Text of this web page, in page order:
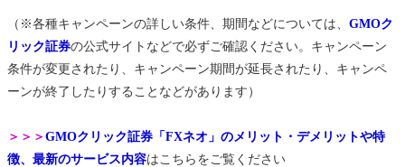
（※各種キャンペーンの詳しい条件、期間などについては、 GMOク
リック証券の公式サイトなどで必ずご確認ください。キャンペーン
条件が変更されたり、キャンペーン期間が延長されたり、キャンペ
ーンが終了したりすることなどがあります）
＞＞＞ GMOクリック証券「FXネオ」のメリット・デメリットや特
徴、最新のサービス内容はこちらをご覧ください